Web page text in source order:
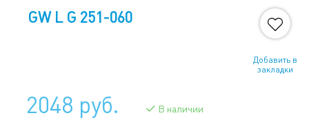
GW L G 251-060
Добавить в
закладки
2048 руб. В наличии